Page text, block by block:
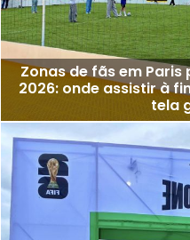
Zonas de fãs em
2026: onde assistir à
tela